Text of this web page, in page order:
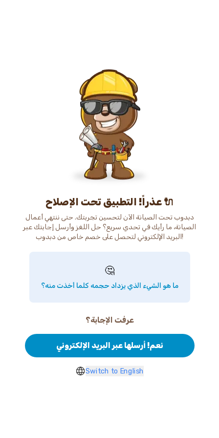
عذراً! التطبيق تحت الإصلاح 🔌
دبدوب تحت الصيانة الآن لتحسين تجربتك. حتى ننتهي أعمال
الصيانة، ما رأيك في تحدي سريع؟ حل اللغز وأرسل إجابتك عبر
البريد الإلكتروني لتحصل على خصم خاص من دبدوب!
🤔
ما هو الشيء الذي يزداد حجمه كلما أخذت منه؟
عرفت الإجابة؟
نعم! أرسلها عبر البريد الإلكتروني
Switch to English